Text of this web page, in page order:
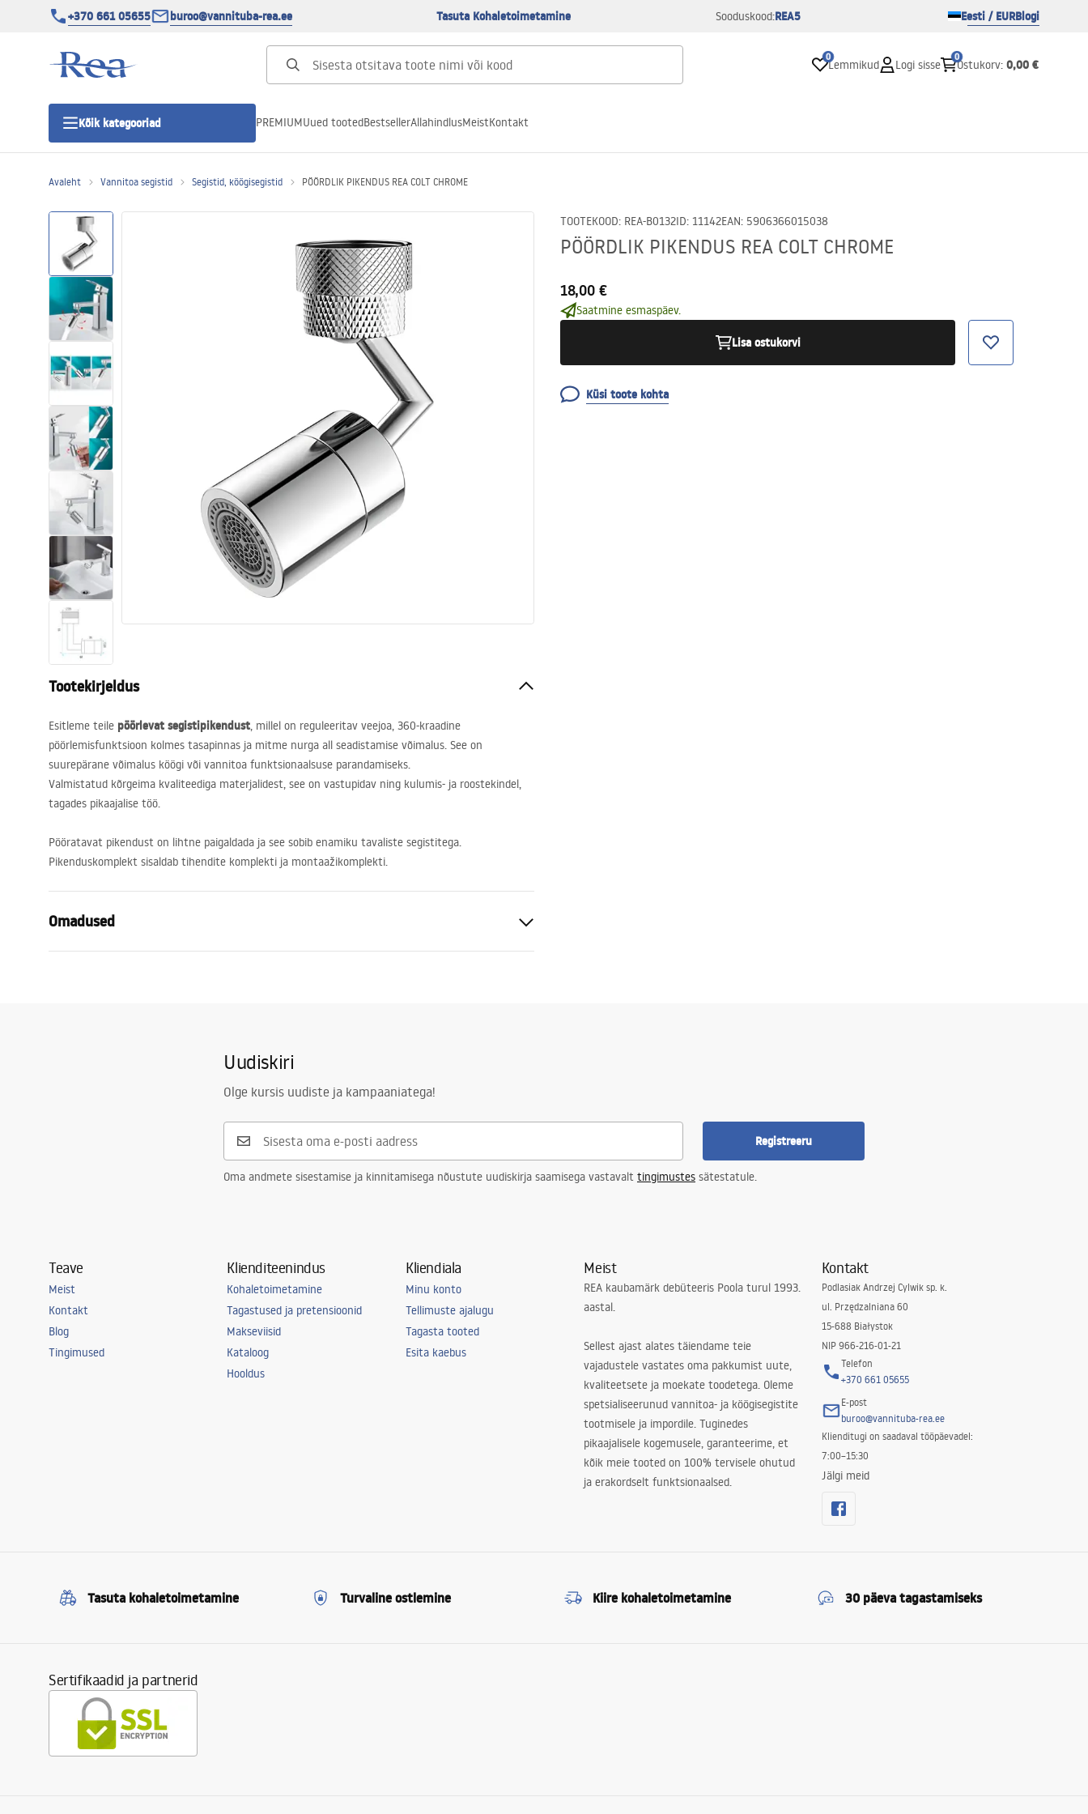
+370 661 05655 buroo@vannituba-rea.ee Tasuta Kohaletoimetamine Sooduskood:REA5 Eesti / EURBlogi
0
Lemmikud Logi sisse
0
Ostukorv: 0,00 €
Kõik kategooriad
Duši uks
Vannitoa dušialused
Lineaarne duši äravool
Tualettruumid
Vajub ära
Vannid ja ekraanid
Vannitoas dušid
Vannitoa tarvikud
PREMIUMUued tootedBestsellerAllahindlusMeistKontakt
Avaleht Vannitoa segistid Segistid, köögisegistid PÖÖRDLIK PIKENDUS REA COLT CHROME
TOOTEKOOD: REA-B0132ID: 11142EAN: 5906366015038
PÖÖRDLIK PIKENDUS REA COLT CHROME
18,00 €
Saatmine esmaspäev.
Lisa ostukorvi
Küsi toote kohta
Tootekirjeldus
Esitleme teile pöörlevat segistipikendust, millel on reguleeritav veejoa, 360-kraadine
pöörlemisfunktsioon kolmes tasapinnas ja mitme nurga all seadistamise võimalus. See on
suurepärane võimalus köögi või vannitoa funktsionaalsuse parandamiseks.
Valmistatud kõrgeima kvaliteediga materjalidest, see on vastupidav ning kulumis- ja roostekindel,
tagades pikaajalise töö.
Pööratavat pikendust on lihtne paigaldada ja see sobib enamiku tavaliste segistitega.
Pikenduskomplekt sisaldab tihendite komplekti ja montaažikomplekti.
Omadused
Uudiskiri
Olge kursis uudiste ja kampaaniatega!
Registreeru
Oma andmete sisestamise ja kinnitamisega nõustute uudiskirja saamisega vastavalt tingimustes sätestatule.
Teave
Meist
Kontakt
Blog
Tingimused
Klienditeenindus
Kohaletoimetamine
Tagastused ja pretensioonid
Makseviisid
Kataloog
Hooldus
Kliendiala
Minu konto
Tellimuste ajalugu
Tagasta tooted
Esita kaebus
Meist
REA kaubamärk debüteeris Poola turul 1993.
aastal.
Sellest ajast alates täiendame teie
vajadustele vastates oma pakkumist uute,
kvaliteetsete ja moekate toodetega. Oleme
spetsialiseerunud vannitoa- ja köögisegistite
tootmisele ja impordile. Tuginedes
pikaajalisele kogemusele, garanteerime, et
kõik meie tooted on 100% tervisele ohutud
ja erakordselt funktsionaalsed.
Kontakt
Podlasiak Andrzej Cylwik sp. k.
ul. Przędzalniana 60
15-688 Białystok
NIP 966-216-01-21
Telefon
+370 661 05655
E-post
buroo@vannituba-rea.ee
Klienditugi on saadaval tööpäevadel:
7:00–15:30
Jälgi meid
Tasuta kohaletoimetamine Turvaline ostlemine Kiire kohaletoimetamine 30 päeva tagastamiseks
Sertifikaadid ja partnerid